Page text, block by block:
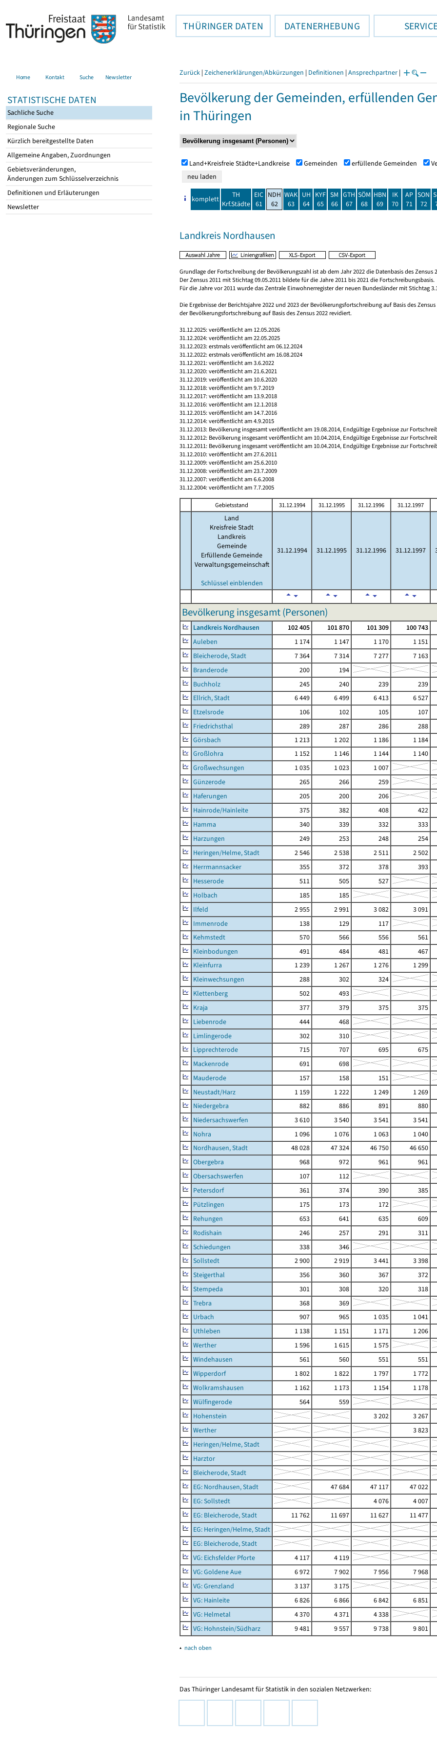
THÜRINGER DATEN DATENERHEBUNG
Home Kontakt Suche Newsletter
STATISTISCHE DATEN
Sachliche Suche
Regionale Suche
Kürzlich bereitgestellte Daten
Allgemeine Angaben, Zuordnungen
Gebietsveränderungen,
Änderungen zum Schlüsselverzeichnis
Definitionen und Erläuterungen
Newsletter
Zurück | Zeichenerklärungen/Abkürzungen | Definitionen | Ansprechpartner |
Bevölkerung der Gemeinden, erfüllenden
in Thüringen
Land+Kreisfreie Städte+Landkreise Gemeinden erfüllende Gemeinden
komplett
TH
Krf.Städte
EIC
61
NDH
62
WAK
63
UH
64
KYF
65
SM
66
GTH
67
SÖM
68
HBN
69
IK
70
AP
71
SON
72
Landkreis Nordhausen
Grundlage der Fortschreibung der Bevölkerungszahl ist ab dem Jahr 2022 die Datenbasis des Zensus
Der Zensus 2011 mit Stichtag 09.05.2011 bildete für die Jahre 2011 bis 2021 die Fortschreibungsbasis.
Für die Jahre vor 2011 wurde das Zentrale Einwohnerregister der neuen Bundesländer mit Stichtag
Die Ergebnisse der Berichtsjahre 2022 und 2023 der Bevölkerungsfortschreibung auf Basis des
der Bevölkerungsfortschreibung auf Basis des Zensus 2022 revidiert.
31.12.2025: veröffentlicht am 12.05.2026
31.12.2024: veröffentlicht am 22.05.2025
31.12.2023: erstmals veröffentlicht am 06.12.2024
31.12.2022: erstmals veröffentlicht am 16.08.2024
31.12.2021: veröffentlicht am 3.6.2022
31.12.2020: veröffentlicht am 21.6.2021
31.12.2019: veröffentlicht am 10.6.2020
31.12.2018: veröffentlicht am 9.7.2019
31.12.2017: veröffentlicht am 13.9.2018
31.12.2016: veröffentlicht am 12.1.2018
31.12.2015: veröffentlicht am 14.7.2016
31.12.2014: veröffentlicht am 4.9.2015
31.12.2013: Bevölkerung insgesamt veröffentlicht am 19.08.2014, Endgültige Ergebnisse zur
31.12.2012: Bevölkerung insgesamt veröffentlicht am 10.04.2014, Endgültige Ergebnisse zur
31.12.2011: Bevölkerung insgesamt veröffentlicht am 10.04.2014, Endgültige Ergebnisse zur
31.12.2010: veröffentlicht am 27.6.2011
31.12.2009: veröffentlicht am 25.6.2010
31.12.2008: veröffentlicht am 23.7.2009
31.12.2007: veröffentlicht am 6.6.2008
31.12.2004: veröffentlicht am 7.7.2005
Gebietsstand 31.12.1994 31.12.1995 31.12.1996 31.12.1997
Land
Kreisfreie Stadt
Landkreis
Gemeinde
Erfüllende Gemeinde
Verwaltungsgemeinschaft
Schlüssel einblenden
31.12.1994 31.12.1995 31.12.1996 31.12.1997
Bevölkerung insgesamt (Personen)
Landkreis Nordhausen 102 405 101 870 101 309
100 743
Auleben
1 174 1 147 1 170
1 151
Bleicherode, Stadt
7 364 7 314 7 277
7 163
Branderode
200
194
Buchholz
245 240 239
239
Ellrich, Stadt
6 449 6 499 6 413
6 527
Etzelsrode
106 102 105
107
Friedrichsthal
289 287 286
288
Görsbach
1 213 1 202 1 186
1 184
Großlohra
1 152 1 146 1 144
1 140
Großwechsungen
1 035 1 023
1 007
Günzerode
265 266
259
Haferungen
205 200
206
Hainrode/Hainleite
375 382 408
422
Hamma
340 339 332
333
Harzungen
249 253 248
254
Heringen/Helme, Stadt
2 546 2 538 2 511
2 502
Herrmannsacker
355 372 378
393
Hesserode
511 505
527
Holbach
185
185
Ilfeld
2 955 2 991 3 082
3 091
Immenrode
138 129
117
Kehmstedt
570 566 556
561
Kleinbodungen
491 484 481
467
Kleinfurra
1 239 1 267 1 276
1 299
Kleinwechsungen
288 302
324
Klettenberg
502
493
Kraja
377 379 375
375
Liebenrode
444
468
Limlingerode
302
310
Lipprechterode
715 707 695
675
Mackenrode
691
698
Mauderode
157 158
151
Neustadt/Harz
1 159 1 222 1 249
1 269
Niedergebra
882 886 891
880
Niedersachswerfen
3 610 3 540 3 541
3 541
Nohra
1 096 1 076 1 063
1 040
Nordhausen, Stadt
48 028 47 324 46 750
46 650
Obergebra
968 972 961
961
Obersachswerfen
107
112
Petersdorf
361 374 390
385
Pützlingen
175 173
172
Rehungen
653 641 635
609
Rodishain
246 257 291
311
Schiedungen
338
346
Sollstedt
2 900 2 919 3 441
3 398
Steigerthal
356 360 367
372
Stempeda
301 308 320
318
Trebra
368
369
Urbach
907 965 1 035
1 041
Uthleben
1 138 1 151 1 171
1 206
Werther
1 596 1 615
1 575
Windehausen
561 560 551
551
Wipperdorf
1 802 1 822 1 797
1 772
Wolkramshausen
1 162 1 173 1 154
1 178
Wülfingerode
564
559
Hohenstein
3 202
3 267
Werther
3 823
Heringen/Helme, Stadt
Harztor
Bleicherode, Stadt
EG: Nordhausen, Stadt
47 684 47 117
47 022
EG: Sollstedt
4 076
4 007
EG: Bleicherode, Stadt
11 762 11 697 11 627
11 477
EG: Heringen/Helme, Stadt
EG: Bleicherode, Stadt
VG: Eichsfelder Pforte
4 117
4 119
VG: Goldene Aue
6 972 7 902 7 956
7 968
VG: Grenzland
3 137
3 175
VG: Hainleite
6 826 6 866 6 842
6 851
VG: Helmetal
4 370 4 371
4 338
VG: Hohnstein/Südharz
9 481 9 557 9 738 9 801
▴ nach oben
Das Thüringer Landesamt für Statistik in den sozialen Netzwerken: